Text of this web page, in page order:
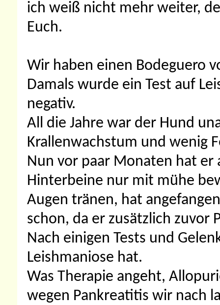
ich weiß nicht mehr weiter,
Euch.
Wir haben einen Bodeguero
Damals wurde ein Test auf
negativ.
All die Jahre war der Hund
Krallenwachstum und wenig
Nun vor paar Monaten hat
Hinterbeine nur mit mühe
Augen tränen, hat
schon, da er zusätzlich zuvor
Nach einigen Tests und
Leishmaniose hat.
Was Therapie angeht,
wegen Pankreatitis wir nach